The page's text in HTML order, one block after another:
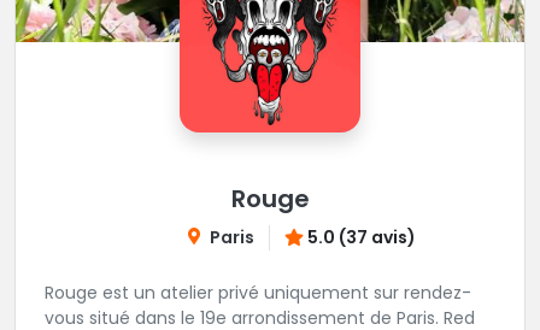
Rouge
Paris 5.0 (37 avis)
Rouge est un atelier privé uniquement sur rendez-
vous situé dans le 19e arrondissement de Paris. Red